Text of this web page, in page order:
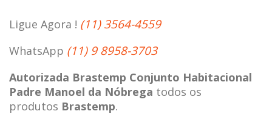
Ligue Agora ! (11) 3564-4559
WhatsApp (11) 9 8958-3703
Autorizada Brastemp Conjunto Habitacional
Padre Manoel da Nóbrega todos os
produtos Brastemp.